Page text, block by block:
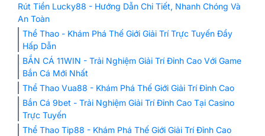
Rút Tiền Lucky88 - Hướng Dẫn Chi Tiết, Nhanh Chóng Và
An Toàn
Thể Thao - Khám Phá Thế Giới Giải Trí Trực Tuyến Đầy
Hấp Dẫn
BẮN CÁ 11WIN - Trải Nghiệm Giải Trí Đỉnh Cao Với Game
Bắn Cá Mới Nhất
Thể Thao Vua88 - Khám Phá Thế Giới Giải Trí Đỉnh Cao
Bắn Cá 9bet - Trải Nghiệm Giải Trí Đỉnh Cao Tại Casino
Trực Tuyến
Thể Thao Tip88 - Khám Phá Thế Giới Giải Trí Đỉnh Cao